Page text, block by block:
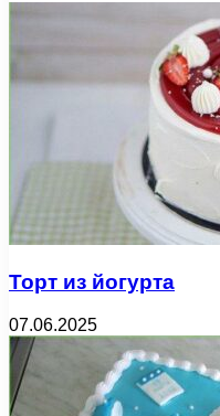
Торт из йогурта
07.06.2025